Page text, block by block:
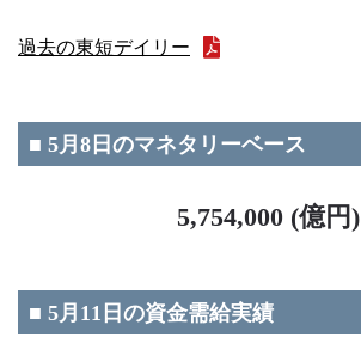
過去の東短デイリー
■ 5月8日のマネタリーベース
5,754,000 (億円)
■ 5月11日の資金需給実績